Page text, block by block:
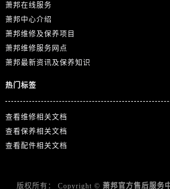
萧邦在线服务
萧邦中心介绍
萧邦维修及保养项目
萧邦维修服务网点
萧邦最新资讯及保养知识
热门标签
查看维修相关文档
查看保养相关文档
查看配件相关文档
版权所有： Copyright © 萧邦官方售后服务